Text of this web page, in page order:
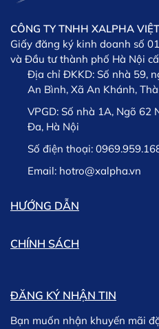
CÔNG TY TNHH XALPHA
Giấy đăng ký kinh doanh số
và Đầu tư thành phố Hà Nội
Địa chỉ ĐKKD: Số nhà 59,
An Bình, Xã An Khánh,
VPGD: Số nhà 1A, Ngõ 62
Đa, Hà Nội
Số điện thoại:
Email: hotro@xalpha.vn
HƯỚNG DẪN
CHÍNH SÁCH
ĐĂNG KÝ NHẬN TIN
Bạn muốn nhận khuyến mãi